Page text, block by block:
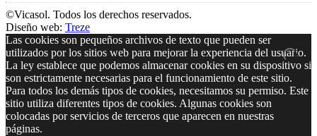
©Vicasol. Todos los derechos reservados.
Diseño web: Treze
Las cookies son pequeños archivos de texto que pueden ser
utilizados por los sitios web para mejorar la experiencia del usuario.
La ley establece que podemos almacenar cookies en su dispositivo si
son estrictamente necesarias para el funcionamiento de este sitio.
Para todos los demás tipos de cookies, necesitamos su permiso. Este
sitio utiliza diferentes tipos de cookies. Algunas cookies son
colocadas por servicios de terceros que aparecen en nuestras
páginas.